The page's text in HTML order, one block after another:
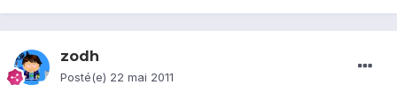
zodh
Posté(e) 22 mai 2011